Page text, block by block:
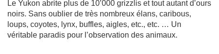
Le Yukon abrite plus de 10’000 grizzlis et tout autant d’ours
noirs. Sans oublier de très nombreux élans, caribous,
loups, coyotes, lynx, buffles, aigles, etc., etc. … Un
véritable paradis pour l’observation des animaux.